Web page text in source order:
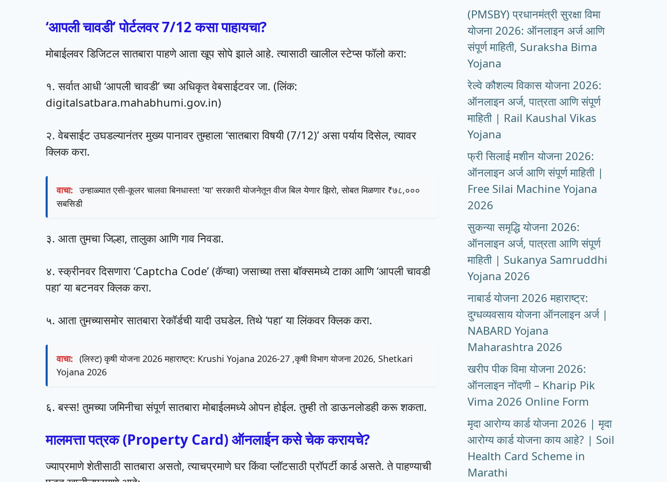
‘आपली चावडी’ पोर्टलवर 7/12 कसा पाहायचा?
मोबाईलवर डिजिटल सातबारा पाहणे आता खूप सोपे झाले आहे. त्यासाठी खालील स्टेप्स फॉलो करा:
१. सर्वात आधी ‘आपली चावडी’ च्या अधिकृत वेबसाईटवर जा. (लिंक:
digitalsatbara.mahabhumi.gov.in)
२. वेबसाईट उघडल्यानंतर मुख्य पानावर तुम्हाला ‘सातबारा विषयी (7/12)’ असा पर्याय दिसेल, त्यावर
क्लिक करा.
वाचा: उन्हाळ्यात एसी-कूलर चालवा बिनधास्त! 'या' सरकारी योजनेतून वीज बिल येणार झिरो, सोबत मिळणार ₹७८,०००
सबसिडी
३. आता तुमचा जिल्हा, तालुका आणि गाव निवडा.
४. स्क्रीनवर दिसणारा ‘Captcha Code’ (कॅप्चा) जसाच्या तसा बॉक्समध्ये टाका आणि ‘आपली चावडी
पहा’ या बटनवर क्लिक करा.
५. आता तुमच्यासमोर सातबारा रेकॉर्डची यादी उघडेल. तिथे ‘पहा’ या लिंकवर क्लिक करा.
वाचा: (लिस्ट) कृषी योजना 2026 महाराष्ट्र: Krushi Yojana 2026-27 ,कृषी विभाग योजना 2026, Shetkari
Yojana 2026
६. बस्स! तुमच्या जमिनीचा संपूर्ण सातबारा मोबाईलमध्ये ओपन होईल. तुम्ही तो डाऊनलोडही करूशकता.
मालमत्ता पत्रक (Property Card) ऑनलाईन कसे चेक करायचे?
​ज्याप्रमाणे शेतीसाठी सातबारा असतो, त्याचप्रमाणे घर किंवा प्लॉटसाठी प्रॉपर्टी कार्ड असते. ते पाहण्याची
(PMSBY) प्रधानमंत्री सुरक्षा विमा
योजना 2026: ऑनलाइन अर्ज आणि
संपूर्ण माहिती, Suraksha Bima
Yojana
रेल्वे कौशल्य विकास योजना 2026:
ऑनलाइन अर्ज, पात्रता आणि संपूर्ण
माहिती | Rail Kaushal Vikas
Yojana
फ्री सिलाई मशीन योजना 2026:
ऑनलाइन अर्ज आणि संपूर्ण माहिती |
Free Silai Machine Yojana
2026
सुकन्या समृद्धि योजना 2026:
ऑनलाइन अर्ज, पात्रता आणि संपूर्ण
माहिती | Sukanya Samruddhi
Yojana 2026
नाबार्ड योजना 2026 महाराष्ट्र:
दुग्धव्यवसाय योजना ऑनलाइन अर्ज |
NABARD Yojana
Maharashtra 2026
खरीप पीक विमा योजना 2026:
ऑनलाइन नोंदणी – Kharip Pik
Vima 2026 Online Form
मृदा आरोग्य कार्ड योजना 2026 | मृदा
आरोग्य कार्ड योजना काय आहे? | Soil
Health Card Scheme in
Marathi